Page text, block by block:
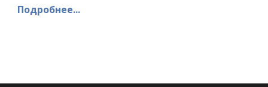
Подробнее...